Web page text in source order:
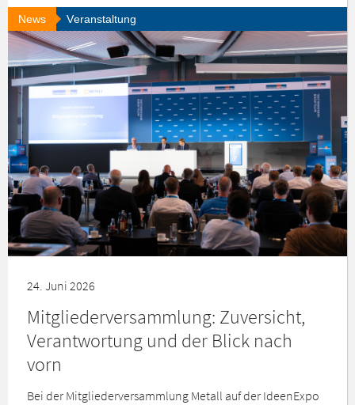
News Veranstaltung
24. Juni 2026
Mitgliederversammlung: Zuversicht,
Verantwortung und der Blick nach
vorn
Bei der Mitgliederversammlung Metall auf der IdeenExpo